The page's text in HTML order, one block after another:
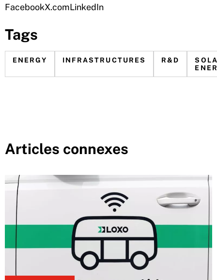
FacebookX.comLinkedIn
Tags
ENERGY INFRASTRUCTURES R&D
Articles connexes